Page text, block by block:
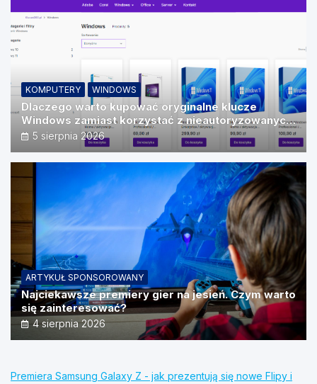
KOMPUTERY WINDOWS
Dlaczego warto kupować oryginalne klucze
Windows zamiast korzystać z nieautoryzowanych
źródeł?
5 sierpnia 2026
ARTYKUŁ SPONSOROWANY
Najciekawsze premiery gier na jesień. Czym warto
się zainteresować?
4 sierpnia 2026
Premiera Samsung Galaxy Z - jak prezentują się nowe Flipy i